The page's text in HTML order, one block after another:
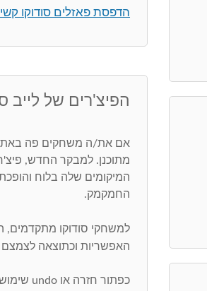
הדפסת פאזלים סודוקו
הפיצ'רים של לייב
אם את/ה משחקים פה
מתוכנן. למבקר החדש,
המיקומים שלה בלוח
החמקמק.
למשחקי סודוקו
האפשריות וכתוצאה
כפתור חזרה או undo שימושי ביותר. חפש/י טעויות בכפתור בדיקה